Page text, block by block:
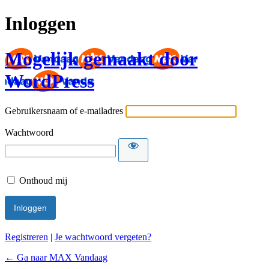
Inloggen
Mogelijk gemaakt door
WordPress
Gebruikersnaam of e-mailadres
Wachtwoord
Onthoud mij
Registreren | Je wachtwoord vergeten?
← Ga naar MAX Vandaag